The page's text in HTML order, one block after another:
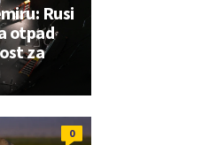
Rusi
otpad
za
0